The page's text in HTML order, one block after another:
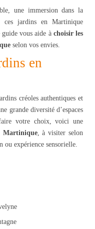
une immersion dans la
jardins en Martinique
vous aide à choisir les
selon vos envies.
en
créoles authentiques et
grande diversité d’espaces
votre choix, voici une
Martinique, à visiter selon
ou expérience sensorielle.